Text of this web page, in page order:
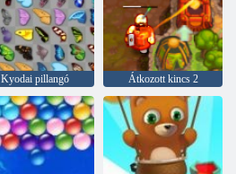
Kyodai pillangó Átkozott kincs 2